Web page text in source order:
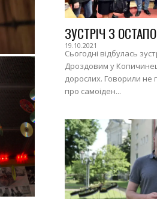
ЗУСТРІЧ З
19.10.2021
Сьогодні відбулась
Дроздовим у
дорослих. Говорили не
про самоіден...